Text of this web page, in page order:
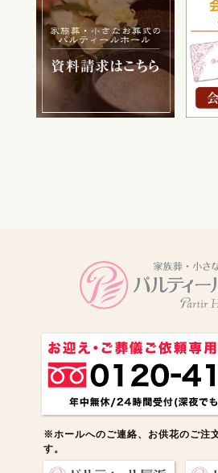
※ホールへのご連絡、お供花のご注
す。